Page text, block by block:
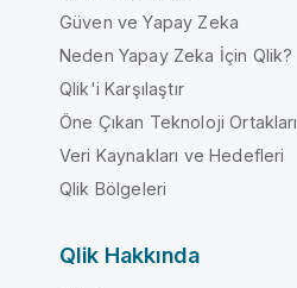
Güven ve Yapay Zeka
Neden Yapay Zeka İçin Qlik?
Qlik'i Karşılaştır
Öne Çıkan Teknoloji Ortakları
Veri Kaynakları ve Hedefleri
Qlik Bölgeleri
Qlik Hakkında